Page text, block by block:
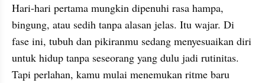
Hari-hari pertama mungkin dipenuhi rasa hampa,
bingung, atau sedih tanpa alasan jelas. Itu wajar. Di
fase ini, tubuh dan pikiranmu sedang menyesuaikan diri
untuk hidup tanpa seseorang yang dulu jadi rutinitas.
Tapi perlahan, kamu mulai menemukan ritme baru